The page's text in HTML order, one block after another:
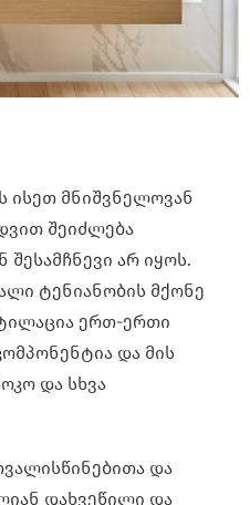
ისეთ მნიშვნელოვან
შეიძლება
არ იყოს.
ტენიანობის მქონე
ერთ-ერთი
და მის
და სხვა
და
დახვეწილი და